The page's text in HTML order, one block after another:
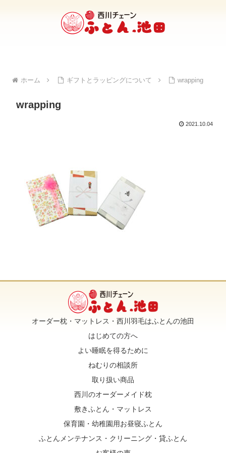
ホーム ギフトとラッピングについて wrapping
wrapping
2021.10.04
オーダー枕・マットレス・西川羽毛はふとんの池田
はじめての方へ
よい睡眠を得るために
ねむりの相談所
取り扱い商品
西川のオーダーメイド枕
敷きふとん・マットレス
保育園・幼稚園用お昼寝ふとん
ふとんメンテナンス・クリーニング・貸ふとん